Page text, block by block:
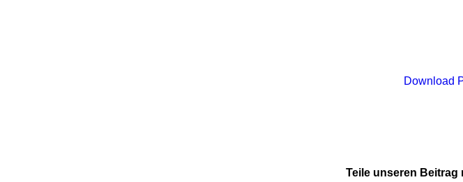
Download
Teile unseren Beitrag